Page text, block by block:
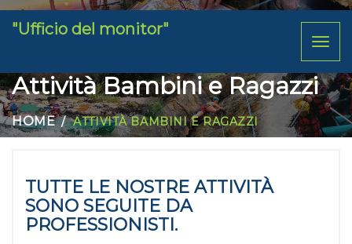
"Ufficio del monitor"
Attività Bambini e Ragazzi
HOME ATTIVITÀ BAMBINI E RAGAZZI
TUTTE LE NOSTRE ATTIVITÀ
SONO SEGUITE DA
PROFESSIONISTI.